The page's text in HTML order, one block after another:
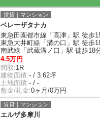
賃貸｜マンション
ベレーザタナカ
東急田園都市線「高津」駅 徒歩
東急大井町線「溝の口」駅 徒歩
南武線「武蔵溝ノ口」駅 徒歩18
4.5万円
間取:1R
建物面積:- / 3.62坪
土地面積:- / -
敷金/礼金:0ヶ月/0万円
賃貸｜マンション
エルザ多摩川